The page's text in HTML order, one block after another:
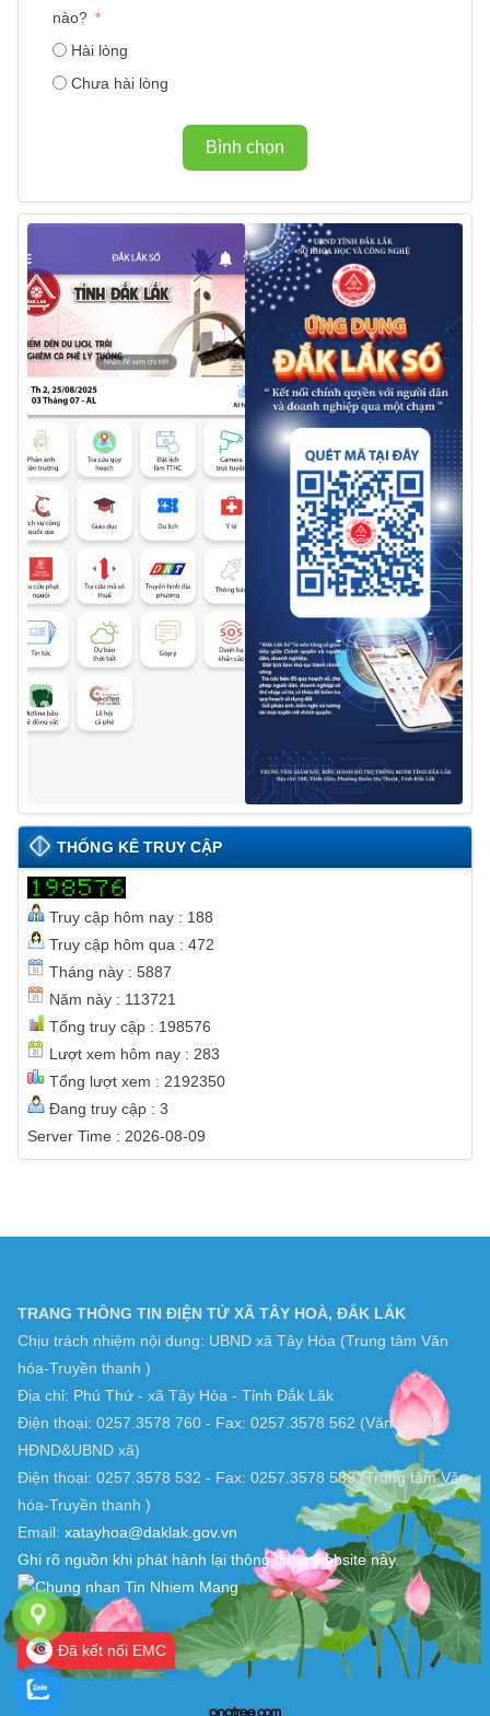
nào?
Hài lòng
Chưa hài lòng
Bình chọn
THỐNG KÊ TRUY CẬP
Truy cập hôm nay : 188
Truy cập hôm qua : 472
Tháng này : 5887
Năm này : 113721
Tổng truy cập : 198576
Lượt xem hôm nay : 283
Tổng lượt xem : 2192350
Đang truy cập : 3
Server Time : 2026-08-09
TRANG THÔNG TIN ĐIỆN TỬ XÃ TÂY HOÀ, ĐẮK LẮK
Chịu trách nhiệm nội dung: UBND xã Tây Hòa (Trung tâm Văn
hóa-Truyền thanh )
Địa chỉ: Phú Thứ - xã Tây Hòa - Tỉnh Đắk Lăk
Điện thoại: 0257.3578 760 - Fax: 0257.3578 562 (Văn phòng
HĐND&UBND xã)
Điện thoại: 0257.3578 532 - Fax: 0257.3578 589 (Trung tâm Văn
hóa-Truyền thanh )
Email: xatayhoa@daklak.gov.vn
Ghi rõ nguồn khi phát hành lại thông tin từ website này.
Đã kết nối EMC